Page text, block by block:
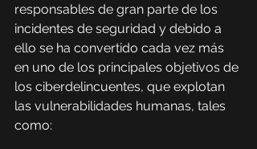
responsables de gran parte de los
incidentes de seguridad y debido a
ello se ha convertido cada vez más
en uno de los principales objetivos de
los ciberdelincuentes, que explotan
las vulnerabilidades humanas, tales
como: